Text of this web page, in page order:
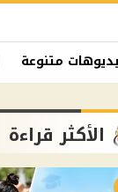
متنوعة
الأكثر قراءة